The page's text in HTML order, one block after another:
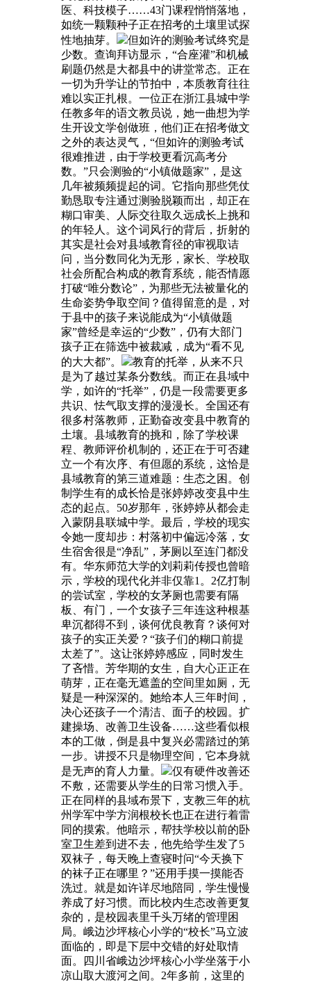
医、科技模子……43门课程悄悄落地，
如统一颗颗种子正在招考的土壤里试探
性地抽芽。
但如许的测验考试终究是
少数。查询拜访显示，“合座灌”和机械
刷题仍然是大都县中的讲堂常态。正在
一切为升学让的节拍中，本质教育往往
难以实正扎根。一位正在浙江县城中学
任教多年的语文教员说，她一曲想为学
生开设文学创做班，他们正在招考做文
之外的表达灵气，“但如许的测验考试
很难推进，由于学校更看沉高考分
数。”只会测验的“小镇做题家”，是这
几年被频频提起的词。它指向那些凭仗
勤恳取专注通过测验脱颖而出，却正在
糊口审美、人际交往取久远成长上挑和
的年轻人。这个词风行的背后，折射的
其实是社会对县域教育径的审视取诘
问，当分数同化为无形，家长、学校取
社会所配合构成的教育系统，能否情愿
打破“唯分数论”，为那些无法被量化的
生命姿势争取空间？值得留意的是，对
于县中的孩子来说能成为“小镇做题
家”曾经是幸运的“少数”，仍有大部门
孩子正在筛选中被裁减，成为“看不见
的大大都”。
教育的托举，从来不只
是为了越过某条分数线。而正在县域中
学，如许的“托举”，仍是一段需要更多
共识、怯气取支撑的漫漫长。全国还有
很多村落教师，正勤奋改变县中教育的
土壤。县域教育的挑和，除了学校课
程、教师评价机制的，还正在于可否建
立一个有次序、有但愿的系统，这恰是
县域教育的第三道难题：生态之困。创
制学生有的成长恰是张婷婷改变县中生
态的起点。50岁那年，张婷婷从都会走
入蒙阴县联城中学。最后，学校的现实
令她一度却步：村落初中偏远冷落，女
生宿舍很是“净乱”，茅厕以至连门都没
有。华东师范大学的刘莉莉传授也曾暗
示，学校的现代化并非仅靠1。2亿打制
的尝试室，学校的女茅厕也需要有隔
板、有门，一个女孩子三年连这种根基
卑沉都得不到，谈何优良教育？谈何对
孩子的实正关爱？“孩子们的糊口前提
太差了”。这让张婷婷感应，同时发生
了吝惜。芳华期的女生，自大心正正在
萌芽，正在毫无遮盖的空间里如厕，无
疑是一种深深的。她给本人三年时间，
决心还孩子一个清洁、面子的校园。扩
建操场、改善卫生设备……这些看似根
本的工做，倒是县中复兴必需踏过的第
一步。讲授不只是物理空间，它本身就
是无声的育人力量。
仅有硬件改善还
不敷，还需要从学生的日常习惯入手。
正在同样的县域布景下，支教三年的杭
州学军中学方润根校长也正在进行着雷
同的摸索。他暗示，帮扶学校以前的卧
室卫生差到进不去，他先给学生发了5
双袜子，每天晚上查寝时问“今天换下
的袜子正在哪里？”还用手摸一摸能否
洗过。就是如许详尽地陪同，学生慢慢
养成了好习惯。而比校内生态改善更复
杂的，是校园表里千头万绪的管理困
局。峨边沙坪核心小学的“校长”马立波
面临的，即是下层中交错的好处取情
面。四川省峨边沙坪核心小学坐落于小
凉山取大渡河之间。2年多前，这里的